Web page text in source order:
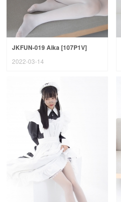
JKFUN-019 Aika [107P1V]
2022-03-14